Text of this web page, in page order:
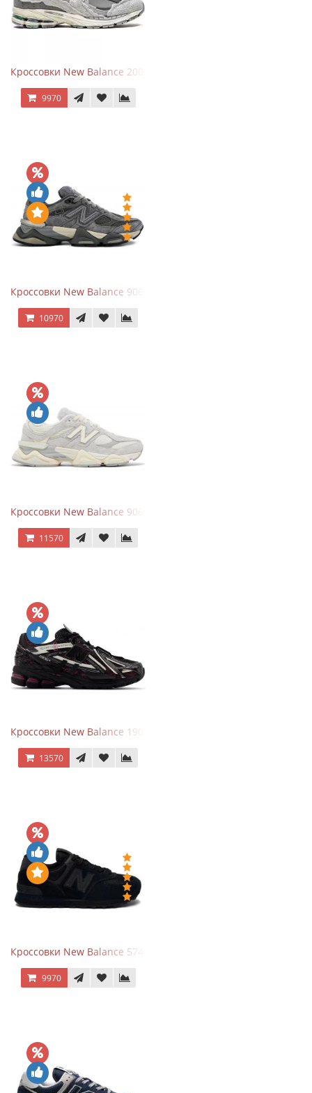
Кроссовки New Balance 2002R Protection Pack Grey
9970
Кроссовки New Balance 9060 x Joe Freshgoods Dark Grey
10970
Кроссовки New Balance 9060 Quartz Grey
11570
Кроссовки New Balance 1906A Dragon Berry
13570
Кроссовки New Balance 574 All Black
9970